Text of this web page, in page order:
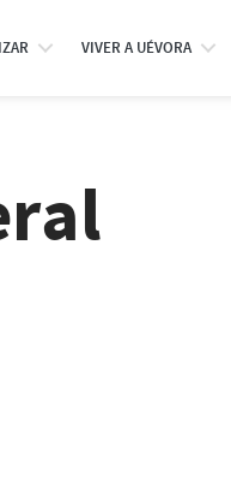
VIVER A UÉVORA